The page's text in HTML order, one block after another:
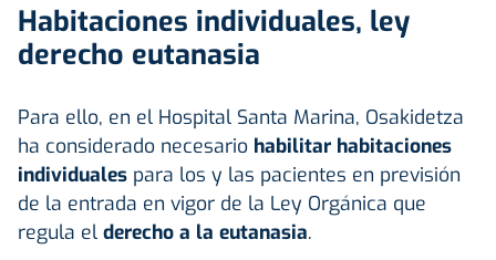
Habitaciones individuales, ley
derecho eutanasia
Para ello, en el Hospital Santa Marina, Osakidetza
ha considerado necesario habilitar habitaciones
individuales para los y las pacientes en previsión
de la entrada en vigor de la Ley Orgánica que
regula el derecho a la eutanasia.